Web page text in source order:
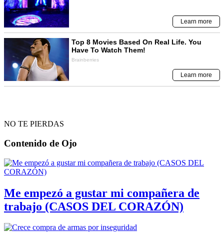
NO TE PIERDAS
Contenido de Ojo
Me empezó a gustar mi compañera de
trabajo (CASOS DEL CORAZÓN)